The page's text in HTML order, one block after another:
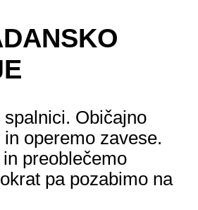
Običajno
operemo zavese.
preoblečemo
pa pozabimo na